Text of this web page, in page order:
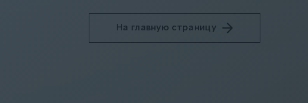
На главную страницу